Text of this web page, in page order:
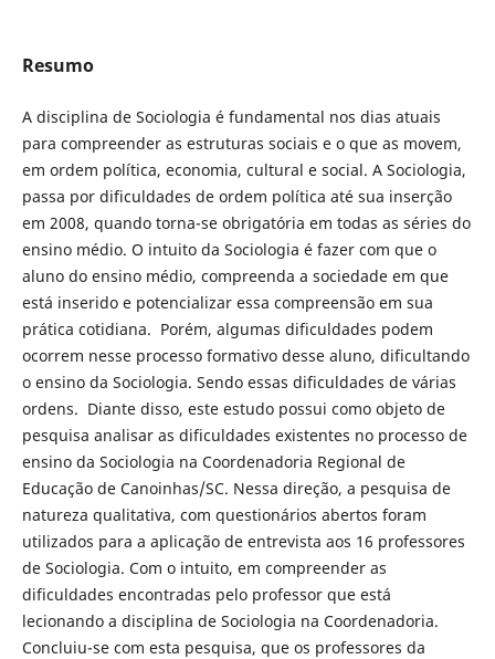
Resumo
A disciplina de Sociologia é fundamental nos dias atuais
para compreender as estruturas sociais e o que as movem,
em ordem política, economia, cultural e social. A Sociologia,
passa por dificuldades de ordem política até sua inserção
em 2008, quando torna-se obrigatória em todas as séries do
ensino médio. O intuito da Sociologia é fazer com que o
aluno do ensino médio, compreenda a sociedade em que
está inserido e potencializar essa compreensão em sua
prática cotidiana. Porém, algumas dificuldades podem
ocorrem nesse processo formativo desse aluno, dificultando
o ensino da Sociologia. Sendo essas dificuldades de várias
ordens. Diante disso, este estudo possui como objeto de
pesquisa analisar as dificuldades existentes no processo de
ensino da Sociologia na Coordenadoria Regional de
Educação de Canoinhas/SC. Nessa direção, a pesquisa de
natureza qualitativa, com questionários abertos foram
utilizados para a aplicação de entrevista aos 16 professores
de Sociologia. Com o intuito, em compreender as
dificuldades encontradas pelo professor que está
lecionando a disciplina de Sociologia na Coordenadoria.
Concluiu-se com esta pesquisa, que os professores da